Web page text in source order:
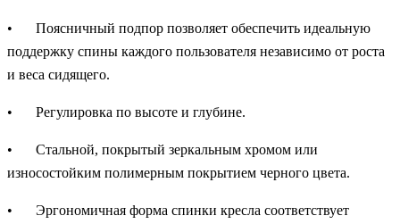
•
Поясничный подпор позволяет обеспечить идеальную
поддержку спины каждого пользователя независимо от роста
и веса сидящего.
• Регулировка по высоте и глубине.
•
Стальной, покрытый зеркальным хромом или
износостойким полимерным покрытием черного цвета.
•
Эргономичная форма спинки кресла соответствует